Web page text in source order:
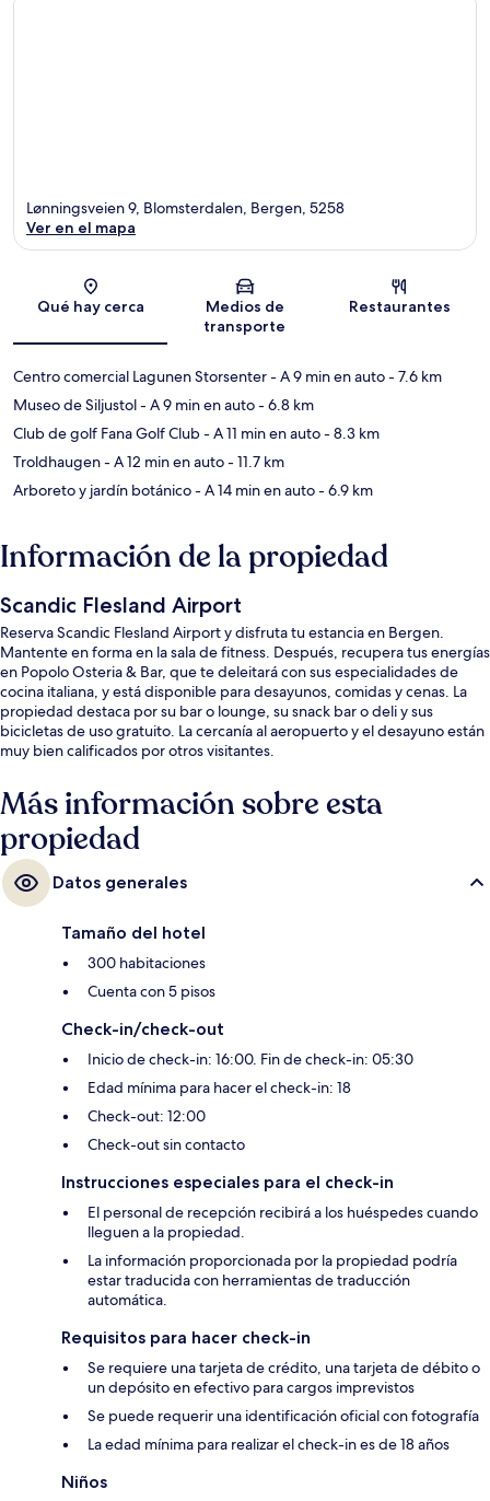
Sección del mapa
Lønningsveien 9, Blomsterdalen, Bergen, 5258
Ver en el mapa
Qué hay cerca
Medios de
transporte
Restaurantes
Centro comercial Lagunen Storsenter- A 9 min en auto- 7.6 km
Museo de Siljustol- A 9 min en auto- 6.8 km
Club de golf Fana Golf Club- A 11 min en auto- 8.3 km
Troldhaugen- A 12 min en auto- 11.7 km
Arboreto y jardín botánico- A 14 min en auto- 6.9 km
Información de la propiedad
Scandic Flesland Airport
Reserva Scandic Flesland Airport y disfruta tu estancia en Bergen.
Mantente en forma en la sala de fitness. Después, recupera tus energías
en Popolo Osteria & Bar, que te deleitará con sus especialidades de
cocina italiana, y está disponible para desayunos, comidas y cenas. La
propiedad destaca por su bar o lounge, su snack bar o deli y sus
bicicletas de uso gratuito. La cercanía al aeropuerto y el desayuno están
muy bien calificados por otros visitantes.
Más información sobre esta
propiedad
Datos generales
Tamaño del hotel
300 habitaciones
Cuenta con 5 pisos
Check-in/check-out
Inicio de check-in: 16:00. Fin de check-in: 05:30
Edad mínima para hacer el check-in: 18
Check-out: 12:00
Check-out sin contacto
Instrucciones especiales para el check-in
El personal de recepción recibirá a los huéspedes cuando
lleguen a la propiedad.
La información proporcionada por la propiedad podría
estar traducida con herramientas de traducción
automática.
Requisitos para hacer check-in
Se requiere una tarjeta de crédito, una tarjeta de débito o
un depósito en efectivo para cargos imprevistos
Se puede requerir una identificación oficial con fotografía
La edad mínima para realizar el check-in es de 18 años
Niños